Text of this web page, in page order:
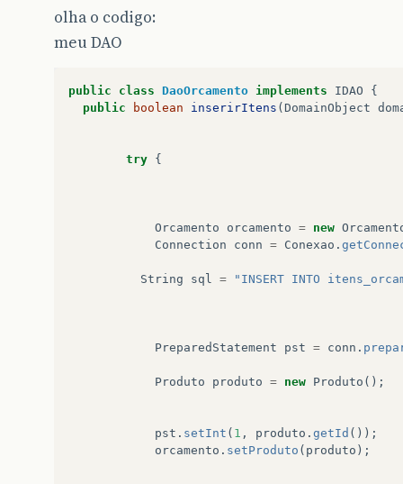
olha o codigo:
meu DAO
public class DaoOrcamento implements IDAO
{
public
boolean inserirItens ( DomainObject
try {
Orcamento orcamento = new
Connection
conn = Conexao .
String sql = "INSERT INTO
PreparedStatement pst = conn .
Produto produto = new Produto ();
pst . setInt ( 1 , produto . getId ());
orcamento . setProduto ( produto );